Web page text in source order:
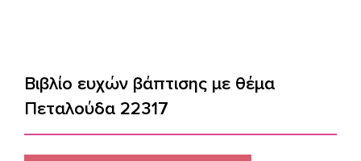
Βιβλίο ευχών βάπτισης με θέμα
Πεταλούδα 22317